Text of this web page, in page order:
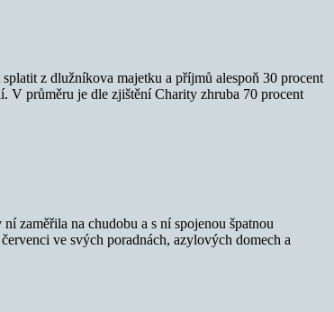
z dlužníkova majetku a příjmů alespoň 30 procent
V průměru je dle zjištění Charity zhruba 70 procent
zaměřila na chudobu a s ní spojenou špatnou
ve svých poradnách, azylových domech a